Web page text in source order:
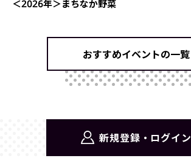
＜2026年＞まちなか野菜
おすすめイベントの一覧
新規登録・ログイン